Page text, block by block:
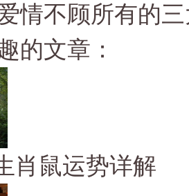
情不顾所有的
的文章：
肖鼠运势详解